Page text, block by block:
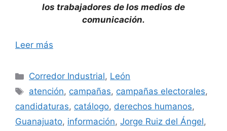
los trabajadores de los medios de
comunicación.
Leer más
Categorías
Corredor Industrial, León
Etiquetas
atención, campañas, campañas electorales,
candidaturas, catálogo, derechos humanos,
Guanajuato, información, Jorge Ruiz del Ángel,